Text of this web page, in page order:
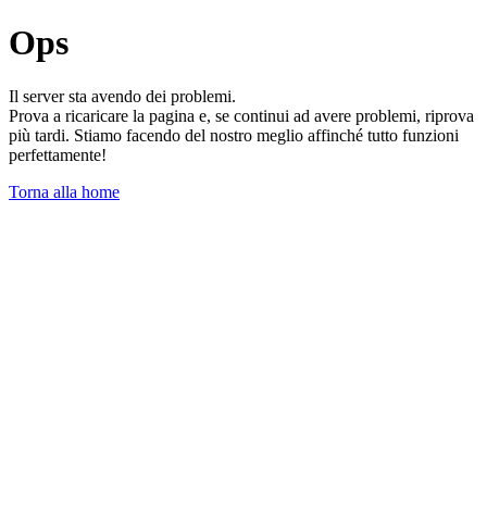
Ops
Il server sta avendo dei problemi.
Prova a ricaricare la pagina e, se continui ad avere problemi, riprova
più tardi. Stiamo facendo del nostro meglio affinché tutto funzioni
perfettamente!
Torna alla home